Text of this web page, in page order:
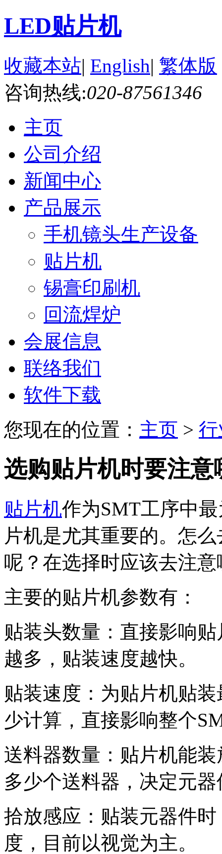
LED贴片机
收藏本站| English| 繁体版
咨询热线:020-87561346
主页
公司介绍
新闻中心
产品展示
手机镜头生产设备
贴片机
锡膏印刷机
回流焊炉
会展信息
联络我们
软件下载
您现在的位置： 主页 >
选购贴片机时要注
贴片机作为SMT工序中
片机是尤其重要的。怎
呢？在选择时应该去注意
主要的贴片机参数有：
贴装头数量：直接影响
越多，贴装速度越快。
贴装速度：为贴片机贴
少计算，直接影响整个
送料器数量：贴片机能
多少个送料器，决定元
拾放感应：贴装元器件
度，目前以视觉为主。